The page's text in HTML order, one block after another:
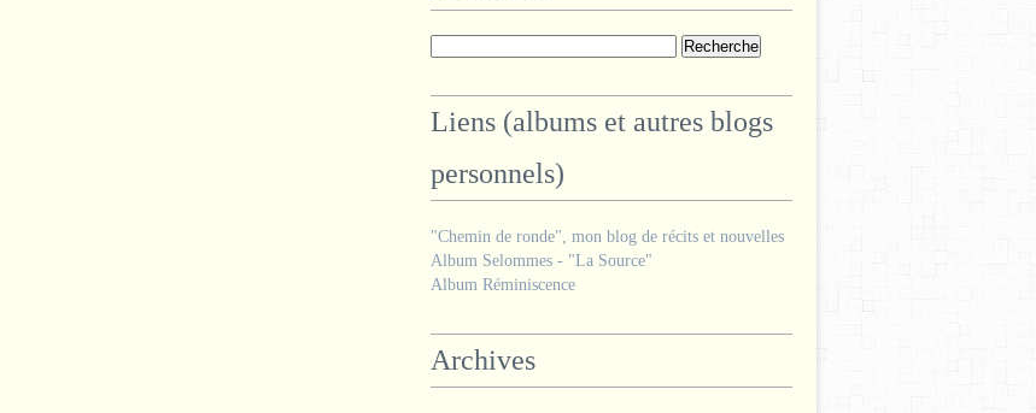
Liens (albums et autres blogs
personnels)
"Chemin de ronde", mon blog de récits et nouvelles
Album Selommes - "La Source"
Album Réminiscence
Archives